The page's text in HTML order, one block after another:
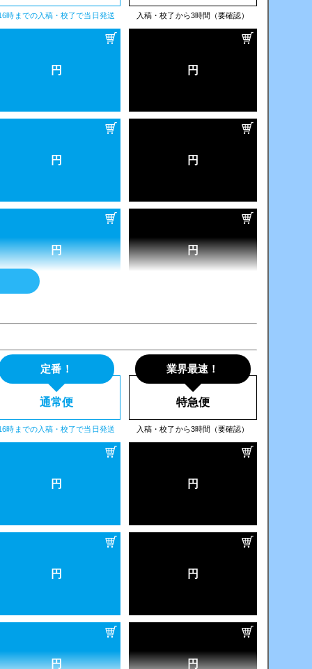
円 円
時までの入稿・校了で当日発送 入稿・校了から3時間（要確認）
円 円
円 円
円 円
円 円
通常便
時までの入稿・校了で当日発送
定番！
特急便
入稿・校了から3時間（要確認）
業界最速！
円 円
円 円
円 円